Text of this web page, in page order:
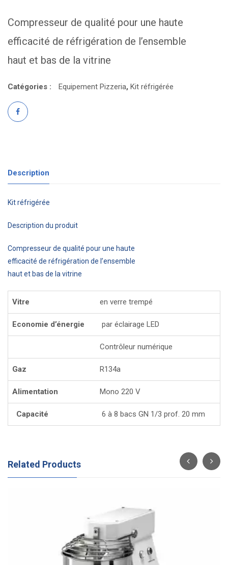
Compresseur de qualité pour une haute
efficacité de réfrigération de l’ensemble
haut et bas de la vitrine
Catégories : Equipement Pizzeria, Kit réfrigérée
Description
Kit réfrigérée
Description du produit
Compresseur de qualité pour une haute
efficacité de réfrigération de l’ensemble
haut et bas de la vitrine
Vitre en verre trempé
Economie d’énergie par éclairage LED
Contrôleur numérique
Gaz R134a
Alimentation Mono 220 V
Capacité 6 à 8 bacs GN 1/3 prof. 20 mm
Related Products